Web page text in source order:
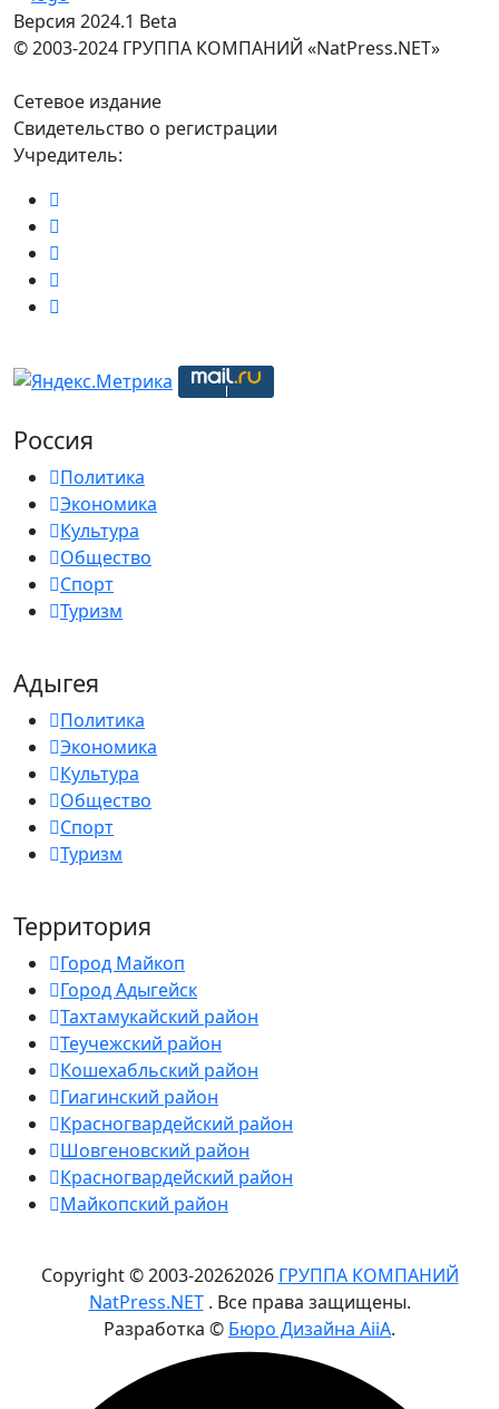
Версия 2024.1 Beta
© 2003-2024 ГРУППА КОМПАНИЙ «NatPress.NET»
Сетевое издание
Свидетельство о регистрации
Учредитель:
Россия
Политика
Экономика
Культура
Общество
Спорт
Туризм
Адыгея
Политика
Экономика
Культура
Общество
Спорт
Туризм
Территория
Город Майкоп
Город Адыгейск
Тахтамукайский район
Теучежский район
Кошехабльский район
Гиагинский район
Красногвардейский район
Шовгеновский район
Красногвардейский район
Майкопский район
Copyright © 2003-20262026 ГРУППА КОМПАНИЙ
NatPress.NET. Все права защищены.
Разработка © Бюро Дизайна AiiA.